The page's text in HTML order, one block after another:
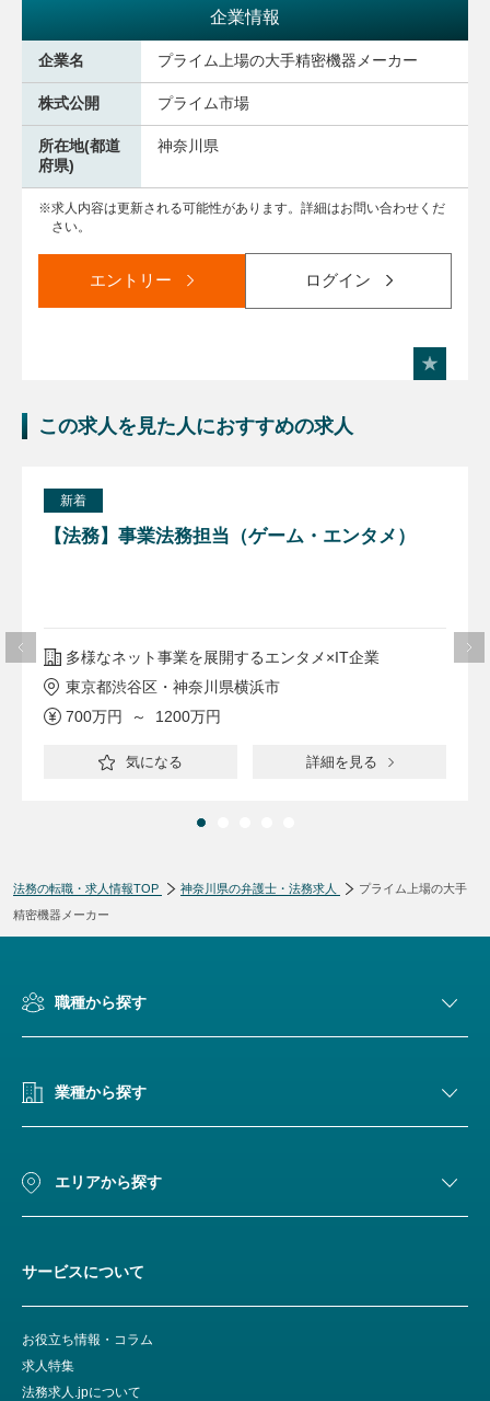
企業情報
企業名 プライム上場の大手精密機器メーカー
株式公開 プライム市場
所在地(都道
府県)
神奈川県
求人内容は更新される可能性があります。詳細はお問い合わせくだ
さい。
エントリー ログイン
この求人を見た人におすすめの求人
新着
【法務】事業法務担当（ゲーム・エンタメ）
多様なネット事業を展開するエンタメ×IT企業
東京都渋谷区・神奈川県横浜市
700万円 ～ 1200万円
気になる 詳細を見る
法務の転職・求人情報TOP 神奈川県の弁護士・法務求人
プライム上場の大手
精密機器メーカー
職種から探す
業種から探す
エリアから探す
サービスについて
お役立ち情報・コラム
求人特集
法務求人.jpについて